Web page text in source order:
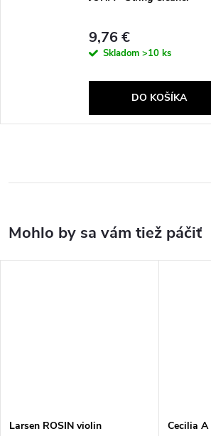
9,76 €
Skladom >10 ks
DO KOŠÍKA
Larsen ROSIN violin Cecilia A